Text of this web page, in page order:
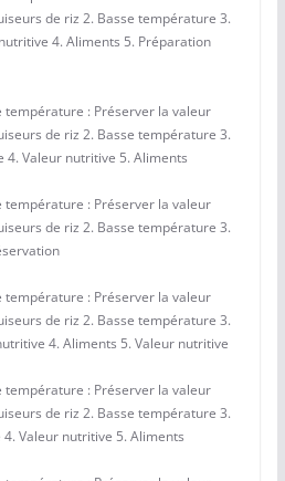
de riz 2. Basse température 3.
4. Aliments 5. Préparation
température : Préserver la valeur
de riz 2. Basse température 3.
Valeur nutritive 5. Aliments
température : Préserver la valeur
de riz 2. Basse température 3.
température : Préserver la valeur
de riz 2. Basse température 3.
4. Aliments 5. Valeur nutritive
température : Préserver la valeur
de riz 2. Basse température 3.
Valeur nutritive 5. Aliments